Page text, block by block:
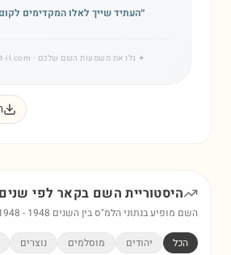
״העתיד שייך לאלו המקדימים
✦ גלו את משמעות השם שלכם · www.shmot-il.com
היסטוריית השם בקאר לפי שנים
השם מופיע בנתוני הלמ"ס בין השנים - 1948
הכל יהודים מוסלמים נוצרים